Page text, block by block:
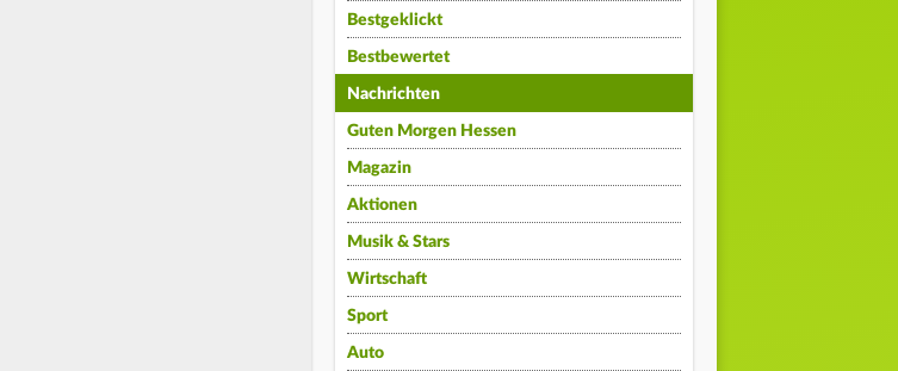
Bestgeklickt
Bestbewertet
Nachrichten
Guten Morgen Hessen
Magazin
Aktionen
Musik & Stars
Wirtschaft
Sport
Auto